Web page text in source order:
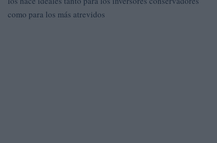
como para los más atrevidos